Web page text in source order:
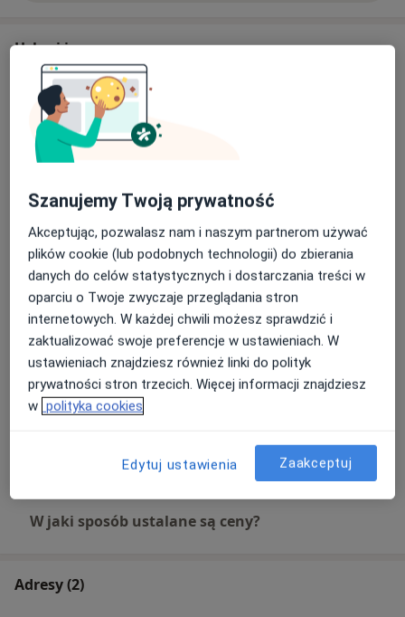
Usługi i ceny
Konsultacja psychologiczna
Szczegóły
Badania diagnostyczne
Badanie neuropsychologiczne
250 zł Szczegóły Umów wizytę
Rehabilitacja neuropsychologiczna
100 zł Szczegóły Umów wizytę
Testy osobowości
Od 450 zł Szczegóły
W jaki sposób ustalane są ceny?
Adresy (2)
Szanujemy Twoją prywatność
Akceptując, pozwalasz nam i naszym partnerom używać
plików cookie (lub podobnych technologii) do zbierania
danych do celów statystycznych i dostarczania treści w
oparciu o Twoje zwyczaje przeglądania stron
internetowych. W każdej chwili możesz sprawdzić i
zaktualizować swoje preferencje w ustawieniach. W
ustawieniach znajdziesz również linki do polityk
prywatności stron trzecich. Więcej informacji znajdziesz
w polityka cookies
Edytuj ustawienia Zaakceptuj